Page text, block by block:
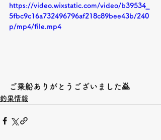
https://video.wixstatic.com/video/b39534_
5fbc9c16a732496796af218c89bee43b/240
p/mp4/file.mp4
ご乗船ありがとうございました🙇
釣果情報